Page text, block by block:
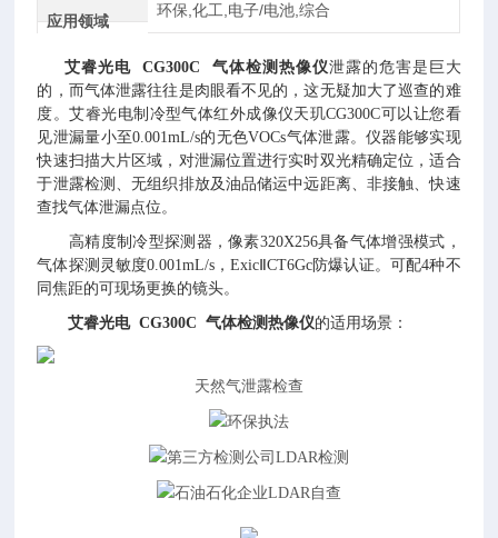
应用领域
环保,化工,电子/电池,综合
艾睿光电 CG300C 气体检测热像仪泄露的危害是巨大
的，而气体泄露往往是肉眼看不见的，这无疑加大了巡查的难
度。艾睿光电制冷型气体红外成像仪天玑CG300C可以让您看
见泄漏量小至0.001mL/s的无色VOCs气体泄露。仪器能够实现
快速扫描大片区域，对泄漏位置进行实时双光精确定位，适合
于泄露检测、无组织排放及油品储运中远距离、非接触、快速
查找气体泄漏点位。
高精度制冷型探测器，像素320X256具备气体增强模式，
气体探测灵敏度0.001mL/s，ExicⅡCT6Gc防爆认证。可配4种不
同焦距的可现场更换的镜头。
艾睿光电 CG300C 气体检测热像仪的适用场景：
天然气泄露检查
环保执法
第三方检测公司LDAR检测
石油石化企业LDAR自查